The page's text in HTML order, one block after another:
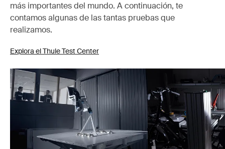
más importantes del mundo. A continuación, te
contamos algunas de las tantas pruebas que
realizamos.
Explora el Thule Test Center